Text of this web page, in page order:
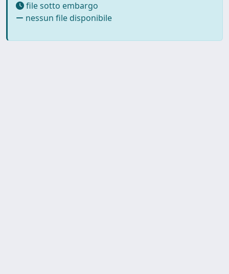
file sotto embargo
nessun file disponibile